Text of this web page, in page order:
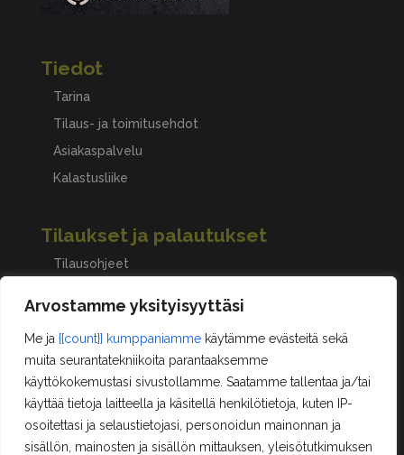
Arvostamme yksityisyyttäsi
Me ja {{count}} kumppaniamme käytämme evästeitä sekä
muita seurantatekniikoita parantaaksemme
käyttökokemustasi sivustollamme. Saatamme tallentaa ja/tai
käyttää tietoja laitteella ja käsitellä henkilötietoja, kuten IP-
osoitettasi ja selaustietojasi, personoidun mainonnan ja
sisällön, mainosten ja sisällön mittauksen, yleisötutkimuksen
Tiedot
Tarina
Tilaus- ja toimitusehdot
Asiakaspalvelu
Kalastusliike
Tilaukset ja palautukset
Tilausohjeet
Asiakastilini
Oma tili
Ostoskori
Rekisteröityminen